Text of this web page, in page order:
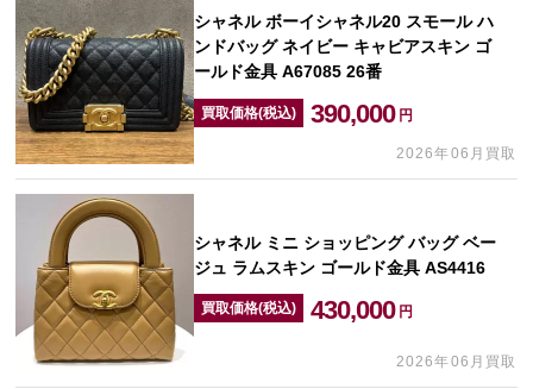
シャネル ボーイシャネル20 スモール ハ
ンドバッグ ネイビー キャビアスキン ゴ
ールド金具 A67085 26番
買取価格(税込) 390,000 円
2026年06月買取
シャネル ミニ ショッピング バッグ ベー
ジュ ラムスキン ゴールド金具 AS4416
買取価格(税込) 430,000 円
2026年06月買取